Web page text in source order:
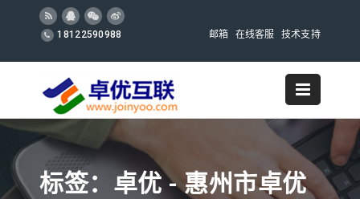
18122590988 邮箱 在线客服 技术支持
标签：卓优 - 惠州市卓优